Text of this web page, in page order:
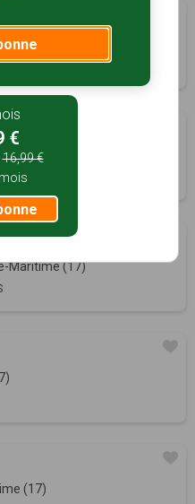
(17)
Maritime (17)
(17)
€
16,99 €